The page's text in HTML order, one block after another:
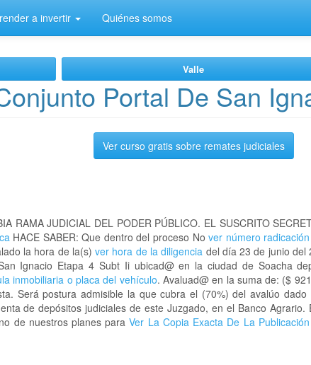
a invertir Quiénes somos
Valle
Portal De San
Ver curso gratis sobre remates judiciales
RAMA JUDICIAL DEL PODER PÚBLICO. EL SUSCRITO
HACE SABER: Que dentro del proceso Nover número radicación
la hora de la(s)ver hora de la diligencia del día 23 de junio del
Ignacio Etapa 4 Subt Ii ubicad@ en la ciudad de Soacha
inmobiliaria o placa del vehículo. Avaluad@ en la suma de: ($
Será postura admisible la que cubra el (70%) del avalúo
de depósitos judiciales de este Juzgado, en el Banco
de nuestros planes paraVer La Copia Exacta De La